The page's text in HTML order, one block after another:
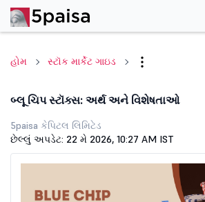
હોમ સ્ટૉક માર્કેટ ગાઇડ
બ્લૂ ચિપ સ્ટૉક્સ: અર્થ અને વિશેષતાઓ
5paisa કેપિટલ લિમિટેડ
છેલ્લું અપડેટ: 22 મે 2026, 10:27 AM IST